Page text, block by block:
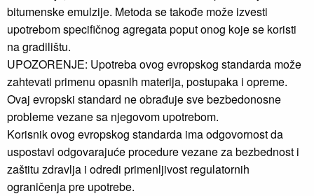
bitumenske emulzije. Metoda se takođe može izvesti
upotrebom specifičnog agregata poput onog koje se koristi
na gradilištu.
UPOZORENJE: Upotreba ovog evropskog standarda može
zahtevati primenu opasnih materija, postupaka i opreme.
Ovaj evropski standard ne obrađuje sve bezbedonosne
probleme vezane sa njegovom upotrebom.
Korisnik ovog evropskog standarda ima odgovornost da
uspostavi odgovarajuće procedure vezane za bezbednost i
zaštitu zdravlja i odredi primenljivost regulatornih
ograničenja pre upotrebe.